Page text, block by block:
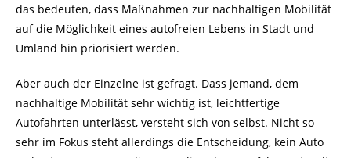
das bedeuten, dass Maßnahmen zur nachhaltigen Mobilität
auf die Möglichkeit eines autofreien Lebens in Stadt und
Umland hin priorisiert werden.
Aber auch der Einzelne ist gefragt. Dass jemand, dem
nachhaltige Mobilität sehr wichtig ist, leichtfertige
Autofahrten unterlässt, versteht sich von selbst. Nicht so
sehr im Fokus steht allerdings die Entscheidung, kein Auto